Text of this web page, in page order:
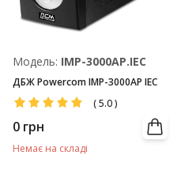
Модель: IMP-3000AP.IEC
ДБЖ Powercom IMP-3000AP IEC
(5.0)
0 грн
Немає на складі